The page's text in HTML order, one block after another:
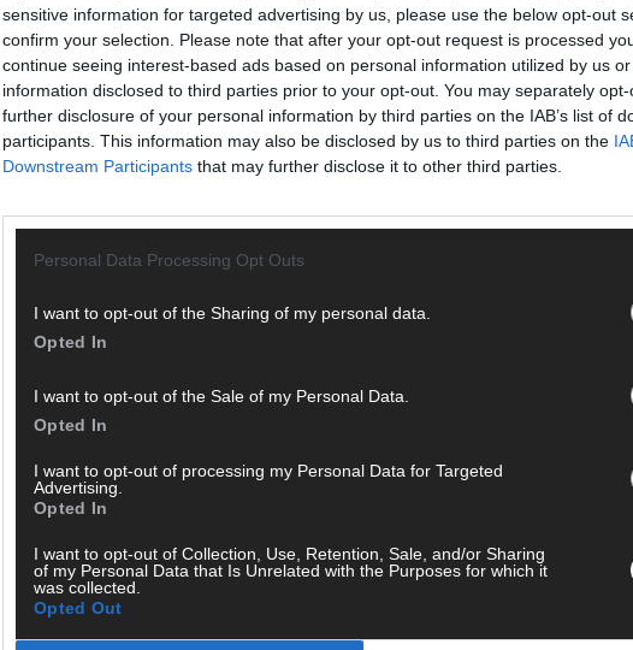
sensitive information for targeted advertising by us, please use the below opt-out
confirm your selection. Please note that after your opt-out request is processed
continue seeing interest-based ads based on personal information utilized by us
information disclosed to third parties prior to your opt-out. You may separately
further disclosure of your personal information by third parties on the IAB’s list of
participants. This information may also be disclosed by us to third parties on the
Downstream Participants that may further disclose it to other third parties.
Personal Data Processing Opt Outs
I want to opt-out of the Sharing of my personal data.
Opted In
I want to opt-out of the Sale of my Personal Data.
Opted In
I want to opt-out of processing my Personal Data for Targeted
Advertising.
Opted In
I want to opt-out of Collection, Use, Retention, Sale, and/or Sharing
of my Personal Data that Is Unrelated with the Purposes for which it
was collected.
Opted Out
deinen Klarnamen (Vor- und Nachname) und eine gültige E-Mail-
prüfen jeden Kommentar kurz. Beiträge, die unsere
Hassrede, Beleidigungen, Hetze, Spam oder Werbung werden nicht